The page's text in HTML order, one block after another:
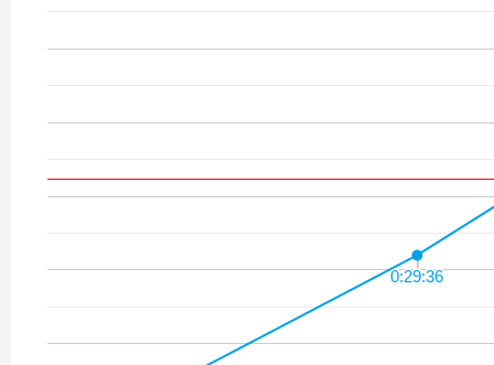
0:29:36
0:29:36